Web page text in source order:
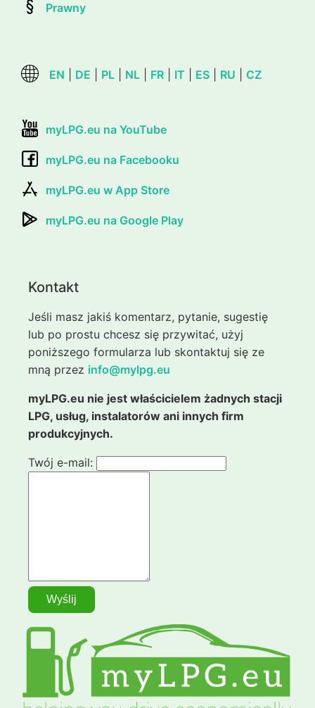
Prawny
EN DE PL NL FR IT ES RU CZ
myLPG.eu na YouTube
myLPG.eu na Facebooku
myLPG.eu w App Store
myLPG.eu na Google Play
Kontakt
Jeśli masz jakiś komentarz, pytanie, sugestię
lub po prostu chcesz się przywitać, użyj
poniższego formularza lub skontaktuj się ze
mną przez info@mylpg.eu
myLPG.eu nie jest właścicielem żadnych stacji
LPG, usług, instalatorów ani innych firm
produkcyjnych.
Twój e-mail: